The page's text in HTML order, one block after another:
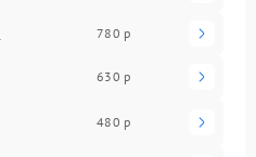
780 р
630 р
480 р